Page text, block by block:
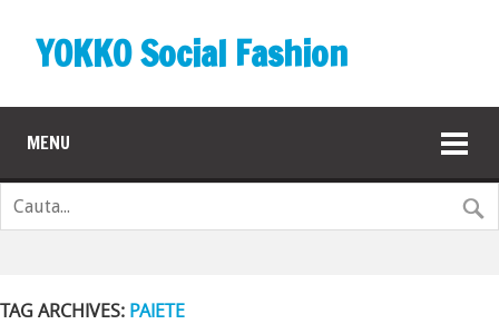
YOKKO Social Fashion
MENU
TAG ARCHIVES: PAIETE